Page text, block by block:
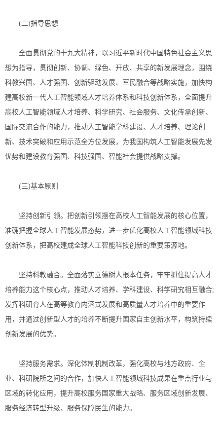
(二)指导思想
全面贯彻党的十九大精神，以习近平新时代中国特色社会主义思
想为指导，贯彻创新、协调、绿色、开放、共享的新发展理念，围绕
科教兴国、人才强国、创新驱动发展、军民融合等战略实施，加快构
建高校新一代人工智能领域人才培养体系和科技创新体系，全面提升
高校人工智能领域人才培养、科学研究、社会服务、文化传承创新、
国际交流合作的能力，推动人工智能学科建设、人才培养、理论创
新、技术突破和应用示范全方位发展，为我国构筑人工智能发展先发
优势和建设教育强国、科技强国、智能社会提供战略支撑。
(三)基本原则
坚持创新引领。把创新引领摆在高校人工智能发展的核心位置，
准确把握全球人工智能发展态势，进一步优化高校人工智能领域科技
创新体系，把高校建成全球人工智能科技创新的重要策源地。
坚持科教融合。全面落实立德树人根本任务，牢牢抓住提高人才
培养能力这个核心点，推动人才培养、学科建设、科学研究相互融合;
发挥科研育人在高等教育内涵式发展和高质量人才培养中的重要作
用，并通过创新型人才的培养不断提升国家自主创新水平，构筑持续
创新发展的优势。
坚持服务需求。深化体制机制改革，强化高校与地方政府、企
业、科研院所之间的合作，加快人工智能领域科技成果在重点行业与
区域的转化应用，提升高校服务国家重大战略、服务区域创新发展、
服务经济转型升级、服务保障民生的能力。